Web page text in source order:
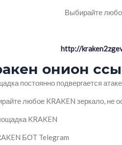
Выбирайте
http://
онион
постоянно подвергается
любое KRAKEN зеркало, не